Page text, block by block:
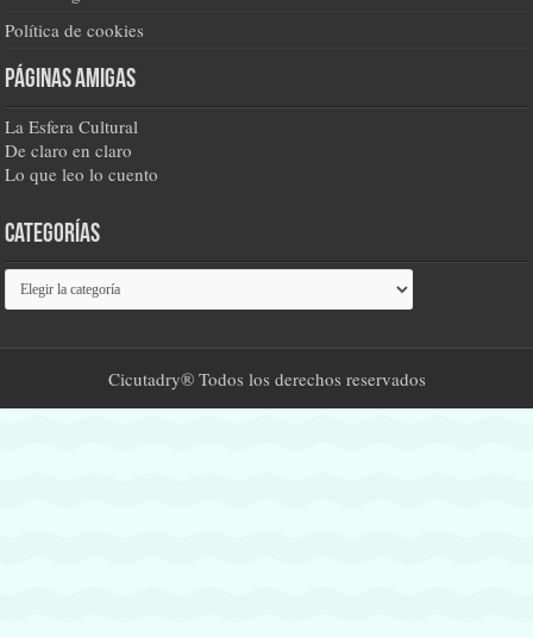
Política de cookies
Páginas amigas
La Esfera Cultural
De claro en claro
Lo que leo lo cuento
Categorías
Categorías
Cicutadry® Todos los derechos reservados